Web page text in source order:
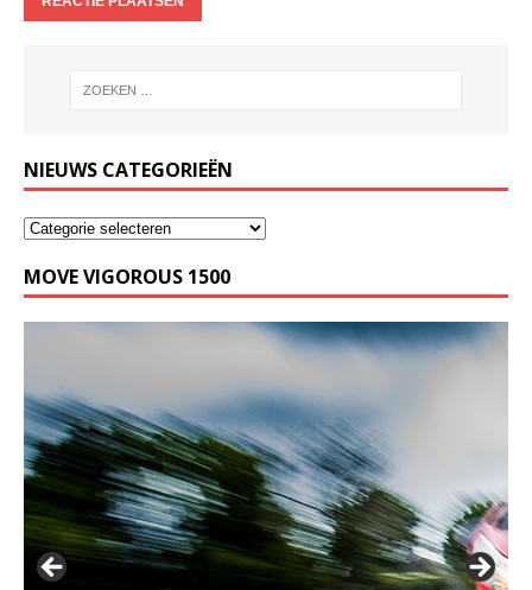
NIEUWS CATEGORIEËN
MOVE VIGOROUS 1500